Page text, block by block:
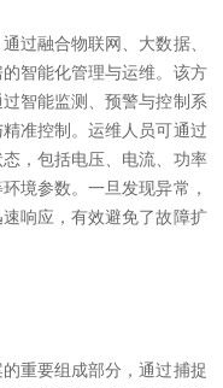
过融合物联网、大数据、
智能化管理与运维。该方
智能监测、预警与控制系
准控制。运维人员可通过
，包括电压、电流、功率
境参数。一旦发现异常，
响应，有效避免了故障扩
重要组成部分，通过捕捉